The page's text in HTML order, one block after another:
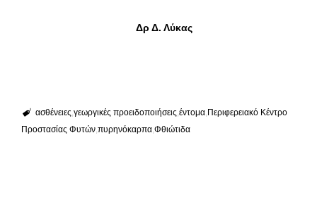
Δρ Δ. Λύκας
ασθένειες γεωργικές προειδοποιήσεις έντομα Περιφερειακό Κέντρο
Προστασίας Φυτών πυρηνόκαρπα Φθιώτιδα